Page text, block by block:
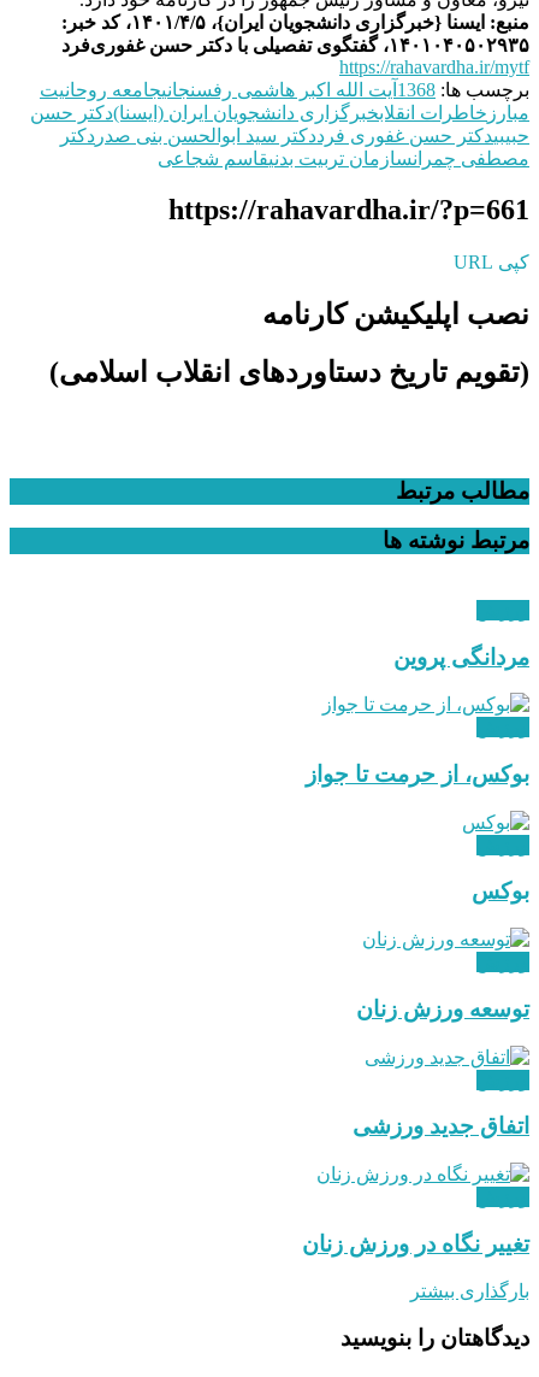
منبع: ایسنا {خبرگزاری دانشجویان ایران}، ۱۴۰۱/۴/۵، کد خبر:
۱۴۰۱۰۴۰۵۰۲۹۳۵، گفتگوی تفصیلی با دکتر حسن غفوری‌فرد
https://rahavardha.ir/mytf
برچسب ها: 1368 آیت الله اکبر هاشمی رفسنجانیجامعه روحانیت
مبارز خاطرات انقلابخبرگزاری دانشجویان ایران (ایسنا)دکتر حسن
حبیبیدکتر حسن غفوری فرددکتر سید ابوالحسن بنی صدر دکتر
مصطفی چمرانسازمان تربیت بدنیقاسم شجاعی
https://rahavardha.ir/?p=661
کپی URL
نصب اپلیکیشن کارنامه
(تقویم تاریخ دستاوردهای انقلاب اسلامی​)
مطالب مرتبط
مرتبط نوشته ها
مردانگی پروین
بوکس، از حرمت تا جواز
بوکس
توسعه ورزش زنان
اتفاق جدید ورزشی
تغییر نگاه در ورزش زنان
بارگذاری بیشتر
دیدگاهتان را بنویسید